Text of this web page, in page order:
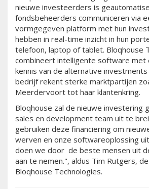
nieuwe investeerders is
fondsbeheerders communiceren via
vormgegeven platform met hun
hebben in real-time inzicht in hun
telefoon, laptop of tablet. Bloqhouse
combineert intelligente software met
kennis van de alternative
bedrijf rekent sterke marktpartijen
Meerdervoort tot haar klantenkring.
Bloqhouse zal de nieuwe investering
sales en development team uit te
gebruiken deze financiering om
werven en onze softwareoplossing
doen we door de beste mensen uit
aan te nemen.", aldus Tim Rutgers,
Bloqhouse Technologies.